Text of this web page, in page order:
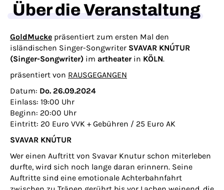
Über die Veranstaltung
GoldMucke präsentiert zum ersten Mal den
isländischen Singer-Songwriter SVAVAR KNÚTUR
(Singer-Songwriter) im artheater in KÖLN.
präsentiert von RAUSGEGANGEN
Datum: Do. 26.09.2024
Einlass: 19:00 Uhr
Beginn: 20:00 Uhr
Eintritt: 20 Euro VVK + Gebühren / 25 Euro AK
SVAVAR KNÚTUR
Wer einen Auftritt von Svavar Knutur schon miterleben
durfte, wird sich noch lange daran erinnern. Seine
Auftritte sind eine emotionale Achterbahnfahrt